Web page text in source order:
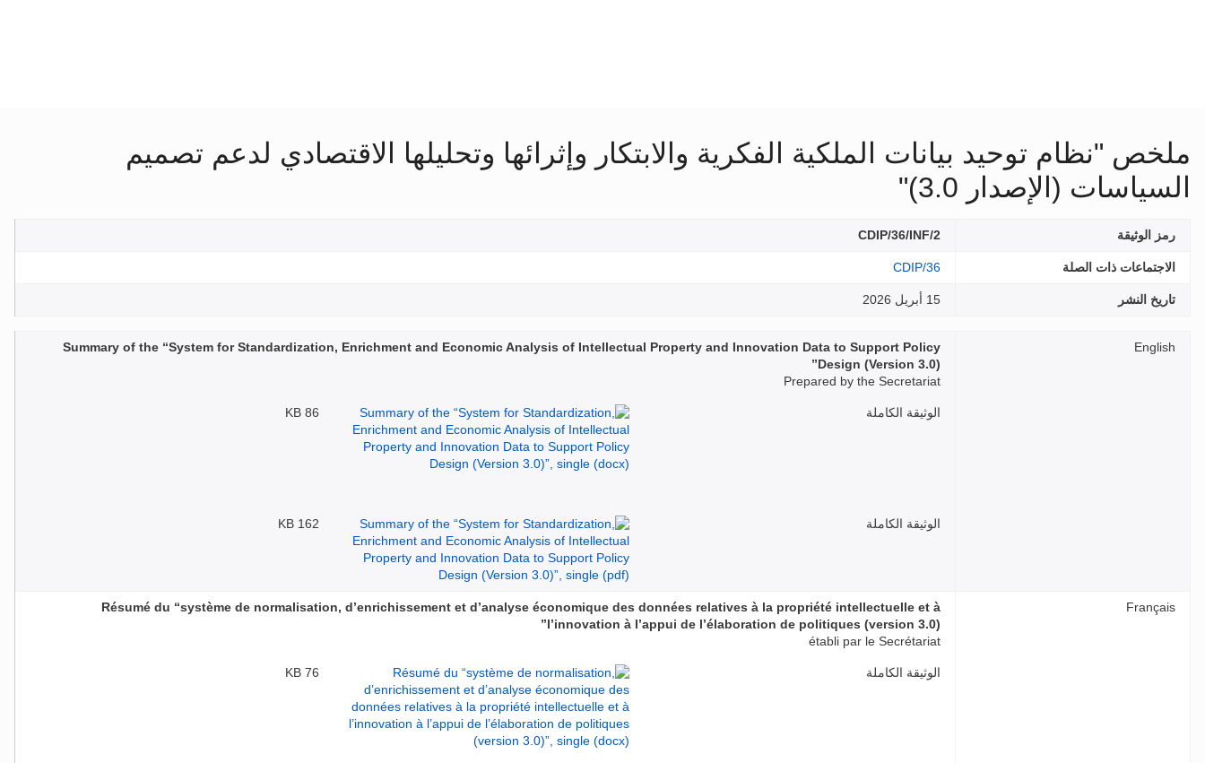
ملخص "نظام توحيد بيانات الملكية الفكرية والابتكار وإثرائها وتحليلها الاقتصادي لدعم تصميم
السياسات (الإصدار 3.0)"
رمز الوثيقة CDIP/36/INF/2
الاجتماعات ذات الصلة CDIP/36
تاريخ النشر 15 أبريل 2026
English
Summary of the “System for Standardization, Enrichment and Economic Analysis of Intellectual Property and Innovation Data to Support Policy
Design (Version 3.0)”
Prepared by the Secretariat
الوثيقة الكاملة 86 KB
الوثيقة الكاملة 162 KB
Français
Résumé du “système de normalisation, d’enrichissement et d’analyse économique des données relatives à la propriété intellectuelle et à
l’innovation à l’appui de l’élaboration de politiques (version 3.0)”
établi par le Secrétariat
الوثيقة الكاملة 76 KB